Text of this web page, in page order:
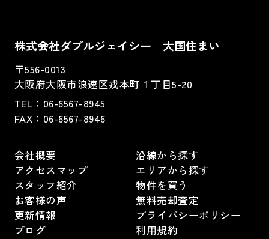
株式会社ダブルジェイシー 大国住まい
〒556-0013
大阪府大阪市浪速区戎本町１丁目5-20
TEL： 06-6567-8945
FAX：06-6567-8946
会社概要
アクセスマップ
スタッフ紹介
お客様の声
更新情報
ブログ
沿線から探す
エリアから探す
物件を買う
無料売却査定
プライバシーポリシー
利用規約